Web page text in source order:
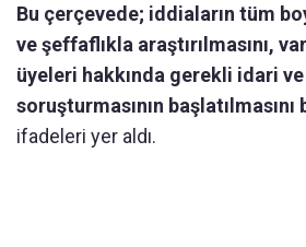
Bu çerçevede; iddiaların tüm
ve şeffaflıkla araştırılmasını,
üyeleri hakkında gerekli idari
soruşturmasının
ifadeleri yer aldı.